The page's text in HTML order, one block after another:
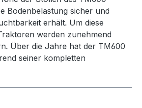
Bodenbelastung sicher und
erhält. Um diese
werden zunehmend
Über die Jahre hat der TM600
seiner kompletten